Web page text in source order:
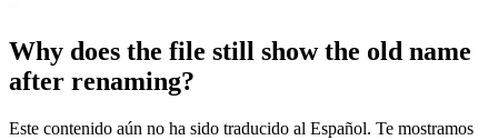
Why does the file still show the old name
after renaming?
Este contenido aún no ha sido traducido al Español. Te mostramos